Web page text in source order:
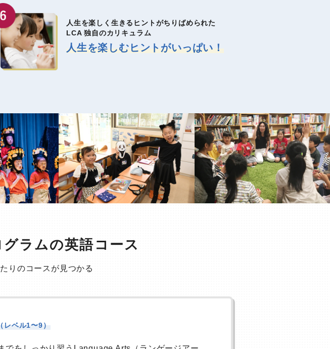
人生を楽しく生きるヒントがちりばめられた
LCA 独自のカリキュラム
人生を楽しむヒントがいっぱい！
ラムの英語コース
りのコースが見つかる
（レベル1〜9）